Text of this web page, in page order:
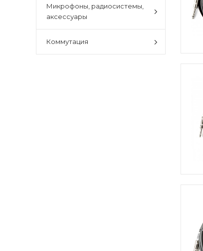
Микрофоны, радиосистемы,
аксессуары
Коммутация